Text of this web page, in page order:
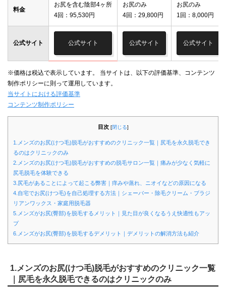
料金
お尻を含む陰部4ヶ所
4回：95,530円
お尻のみ
4回：29,800円
お尻のみ
1回：8,000円
公式サイト 公式サイト 公式サイト 公式サイト
※価格は税込で表示しています。 当サイトは、以下の評価基準、コンテンツ
制作ポリシーに則って運用しています。
当サイトにおける評価基準
コンテンツ制作ポリシー
目次 [閉じる]
1.メンズのお尻(けつ毛)脱毛がおすすめのクリニック一覧｜尻毛を永久脱毛でき
るのはクリニックのみ
2.メンズのお尻(けつ毛)脱毛がおすすめの脱毛サロン一覧｜痛みが少なく気軽に
尻毛脱毛を体験できる
3.尻毛があることによって起こる弊害｜痒みや蒸れ、ニオイなどの原因になる
4.自宅でお尻(けつ毛)を自己処理する方法｜シェーバー・除毛クリーム・ブラジ
リアンワックス・家庭用脱毛器
5.メンズがお尻(臀部)を脱毛するメリット｜見た目が良くなるうえ快適性もアッ
プ
6.メンズがお尻(臀部)を脱毛するデメリット｜デメリットの解消方法も紹介
1.メンズのお尻(けつ毛)脱毛がおすすめのクリニック一覧
｜尻毛を永久脱毛できるのはクリニックのみ